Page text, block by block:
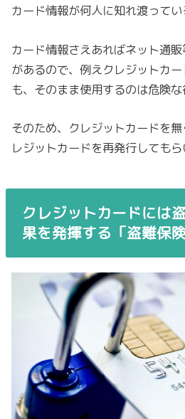
カード情報が何人に知れ渡ってい
カード情報さえあればネット通
があるので、例えクレジットカ
も、そのまま使用するのは危険な
そのため、クレジットカードを
レジットカードを再発行してもら
クレジットカードには
果を発揮する「盗難保